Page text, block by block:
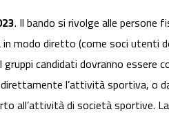
. Il bando si rivolge alle persone
modo diretto (come soci utenti
candidati dovranno essere
l’attività sportiva, o
all’attività di società sportive.